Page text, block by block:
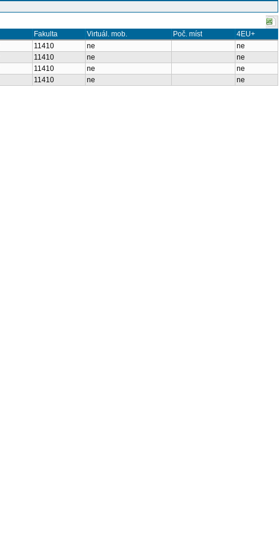
Fakulta Virtuál. mob. Poč. míst
4EU+
11410 ne
ne
11410 ne
ne
11410 ne
ne
11410 ne ne